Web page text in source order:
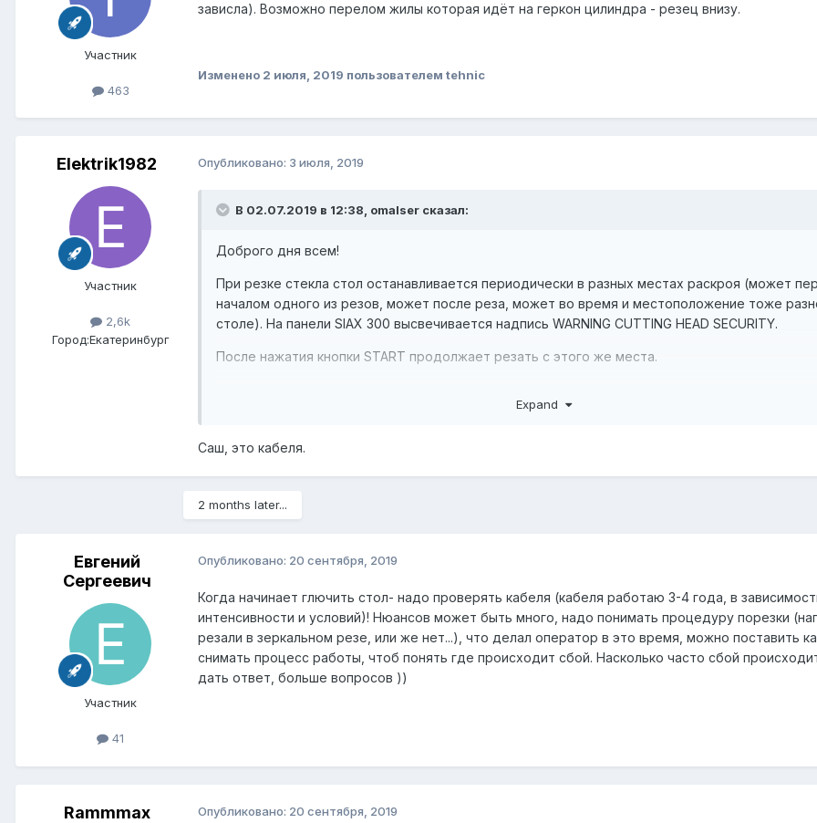
Участник
463
зависла). Возможно перелом жилы которая идёт на геркон цилиндра - резец внизу.
Изменено 2 июля, 2019 пользователем tehnic
Elektrik1982
Участник
2,6k
Город:Екатеринбург
Опубликовано: 3 июля, 2019
В 02.07.2019 в 12:38, omalser сказал:
Доброго дня всем!
При резке стекла стол останавливается периодически в разных местах раскроя (может
началом одного из резов, может после реза, может во время и местоположение тоже
столе). На панели SIAX 300 высвечивается надпись WARNING CUTTING HEAD SECURITY.
После нажатия кнопки START продолжает резать с этого же места.
Датчик настроили - все равно встает. Сейчас его вообще отключили - все равно встает.
Может кто подскажет где еще искать причину?
Expand
Саш, это кабеля.
2 months later...
Евгений
Сергеевич
Участник
41
Опубликовано: 20 сентября, 2019
Когда начинает глючить стол- надо проверять кабеля (кабеля работаю 3-4 года, в
интенсивности и условий)! Нюансов может быть много, надо понимать процедуру порезки
резали в зеркальном резе, или же нет...), что делал оператор в это время, можно поставить
снимать процесс работы, чтоб понять где происходит сбой. Насколько часто сбой
дать ответ, больше вопросов ))
Rammmax Опубликовано: 20 сентября, 2019